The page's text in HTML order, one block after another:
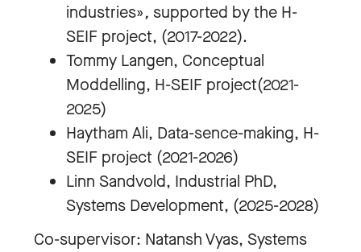
industries», supported by the H-
SEIF project, (2017-2022).
Tommy Langen, Conceptual
Moddelling, H-SEIF project(2021-
2025)
Haytham Ali, Data-sence-making, H-
SEIF project (2021-2026)
Linn Sandvold, Industrial PhD,
Systems Development, (2025-2028)
Co-supervisor: Natansh Vyas, Systems